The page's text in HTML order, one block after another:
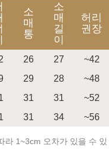
소
매
통
소
매
길
이
허리
권장
26 27
~42
29 28
~48
31 31
~52
31 34 ~56
라 1~3cm 오차가 있을 수 있